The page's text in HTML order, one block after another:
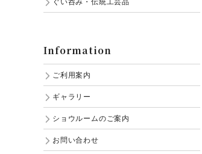
Information
ご利用案内
ギャラリー
ショウルームのご案内
お問い合わせ